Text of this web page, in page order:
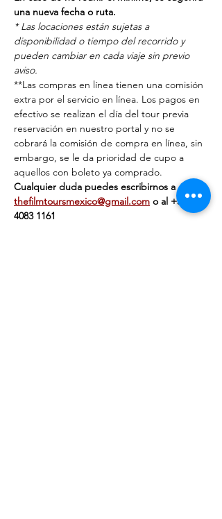
una nueva fecha o ruta.
* Las locaciones están sujetas a
disponibilidad o tiempo del recorrido y
pueden cambiar en cada viaje sin previo
aviso.
**Las compras en línea tienen una comisión
extra por el servicio en línea. Los pagos en
efectivo se realizan el día del tour previa
reservación en nuestro portal y no se
cobrará la comisión de compra en línea, sin
embargo, se le da prioridad de cupo a
aquellos con boleto ya comprado.
Cualquier duda puedes escribirnos a
thefilmtoursmexico@gmail.com o al ‭+‭52 55
4083 1161‬